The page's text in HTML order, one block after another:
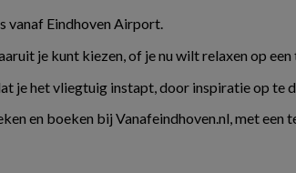
vanaf Eindhoven Airport.
je kunt kiezen, of je nu wilt relaxen op
je het vliegtuig instapt, door inspiratie op te
en boeken bij Vanafeindhoven.nl, met